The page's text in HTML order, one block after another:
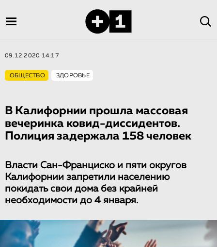
09.12.2020 14:17
ОБЩЕСТВО ЗДОРОВЬЕ
В Калифорнии прошла массовая
вечеринка ковид-диссидентов.
Полиция задержала 158 человек
Власти Сан-Франциско и пяти округов
Калифорнии запретили населению
покидать свои дома без крайней
необходимости до 4 января.